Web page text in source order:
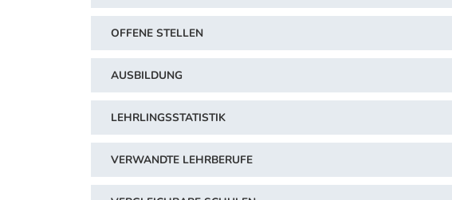
OFFENE STELLEN
AUSBILDUNG
LEHRLINGSSTATISTIK
VERWANDTE LEHRBERUFE